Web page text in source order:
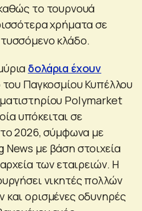
το τουρνουά
χρήματα σε
κλάδο.
δολάρια έχουν
του Παγκοσμίου Κυπέλλου
Polymarket
υπόκειται σε
2026, σύμφωνα με
με βάση στοιχεία
των εταιρειών. Η
νικητές πολλών
ορισμένες οδυνηρές